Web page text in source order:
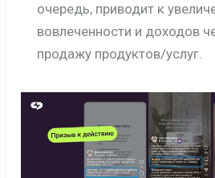
очередь, приводит к
вовлеченности и доходов
продажу продуктов/услуг.